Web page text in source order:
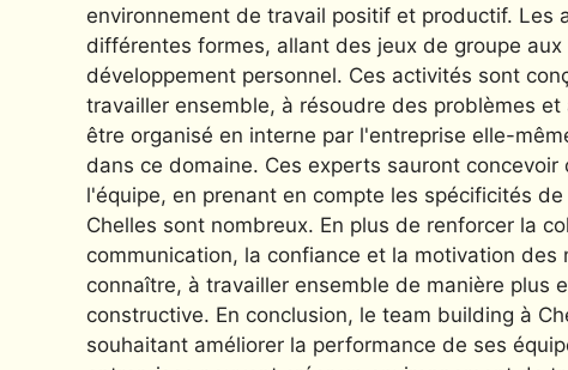
environnement de travail positif et productif. Les
différentes formes, allant des jeux de groupe
développement personnel. Ces activités sont
travailler ensemble, à résoudre des problèmes
être organisé en interne par l'entreprise elle-
dans ce domaine. Ces experts sauront
l'équipe, en prenant en compte les spécificités
Chelles sont nombreux. En plus de renforcer la
communication, la confiance et la motivation
connaître, à travailler ensemble de manière plus
constructive. En conclusion, le team building à
souhaitant améliorer la performance de ses